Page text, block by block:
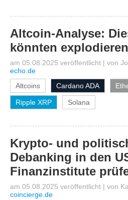
Altcoin-Analyse:
könnten explodieren
am 05.08.2025 veröffentlicht | von
echo.de
Altcoins
Cardano ADA
Ripple XRP Solana
Krypto- und
Debanking in den
Finanzinstitute
am 05.08.2025 veröffentlicht | von
coincierge.de